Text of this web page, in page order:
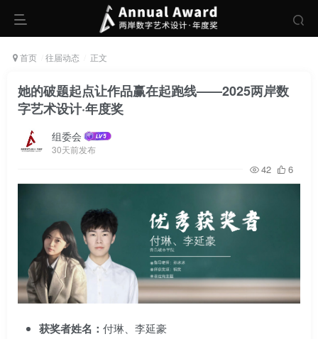
首页 往届动态 正文
她的破题起点让作品赢在起跑线——2025两岸数
字艺术设计·年度奖
组委会
30天前发布
42 6
获奖者姓名： 付琳、李延豪